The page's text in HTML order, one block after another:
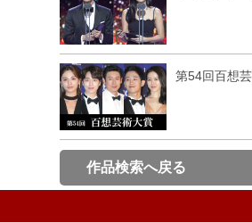
第54回百想
作品検索へ戻る